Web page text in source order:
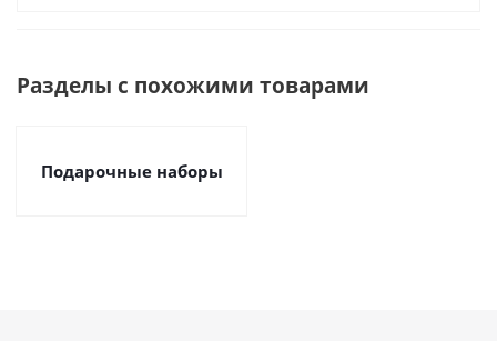
Разделы с похожими товарами
Подарочные наборы